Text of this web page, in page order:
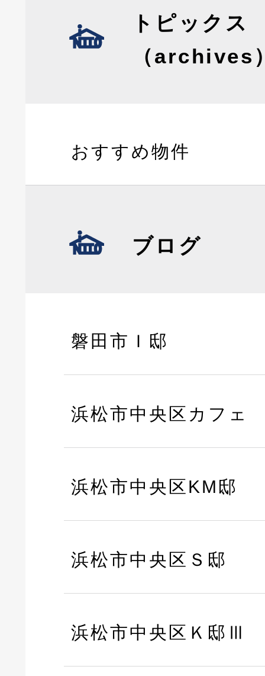
トピックス
（archives
おすすめ物件
ブログ
磐田市Ｉ邸
浜松市中央区カフェ
浜松市中央区KM邸
浜松市中央区Ｓ邸
浜松市中央区Ｋ邸Ⅲ